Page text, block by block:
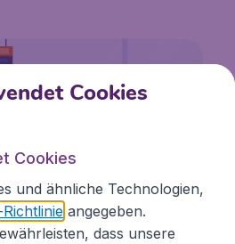
Cookies
Cookies
und ähnliche Technologien,
angegeben.
dass unsere